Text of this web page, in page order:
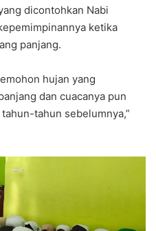
dicontohkan Nabi
ketika
panjang.
hujan yang
dan cuacanya pun
tahun sebelumnya,”